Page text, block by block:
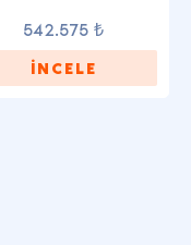
542.575 ₺
İNCELE